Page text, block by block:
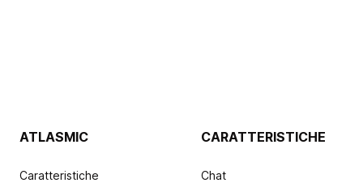
ATLASMIC
Caratteristiche
CARATTERISTICHE
Chat